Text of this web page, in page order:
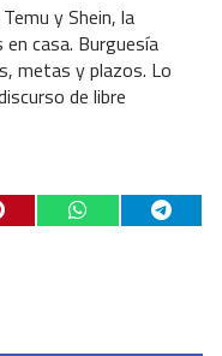
y Shein, la
casa. Burguesía
metas y plazos. Lo
de libre